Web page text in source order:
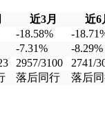
近3月
近6
-18.58%
-
-7.31%
-8.29%
2957/3100
2741/
落后同行
落后